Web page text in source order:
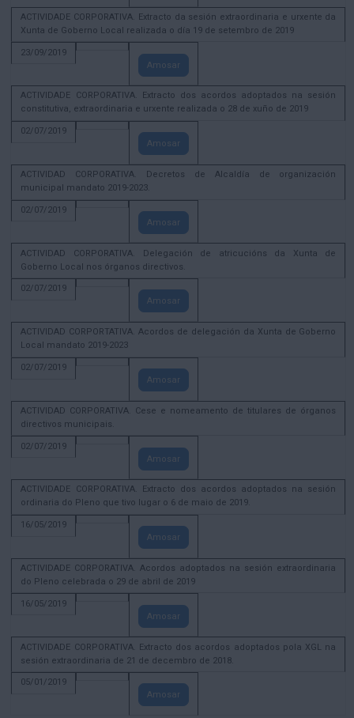
ACTIVIDADE CORPORATIVA. Extracto da sesión extraordinaria e urxente da
Xunta de Goberno Local realizada o día 19 de setembro de 2019
23/09/2019
Amosar
ACTIVIDADE CORPORATIVA. Extracto dos acordos adoptados na sesión
constitutiva, extraordinaria e urxente realizada o 28 de xuño de 2019
02/07/2019
Amosar
ACTIVIDAD CORPORATIVA. Decretos de Alcaldía de organización
municipal mandato 2019-2023.
02/07/2019
Amosar
ACTIVIDAD CORPORATIVA. Delegación de atricucións da Xunta de
Goberno Local nos órganos directivos.
02/07/2019
Amosar
ACTIVIDAD CORPORTATIVA. Acordos de delegación da Xunta de Goberno
Local mandato 2019-2023
02/07/2019
Amosar
ACTIVIDAD CORPORATIVA. Cese e nomeamento de titulares de órganos
directivos municipais.
02/07/2019
Amosar
ACTIVIDADE CORPORATIVA. Extracto dos acordos adoptados na sesión
ordinaria do Pleno que tivo lugar o 6 de maio de 2019.
16/05/2019
Amosar
ACTIVIDADE CORPORATIVA. Acordos adoptados na sesión extraordinaria
do Pleno celebrada o 29 de abril de 2019
16/05/2019
Amosar
ACTIVIDADE CORPORATIVA. Extracto dos acordos adoptados pola XGL na
sesión extraordinaria de 21 de decembro de 2018.
05/01/2019
Amosar